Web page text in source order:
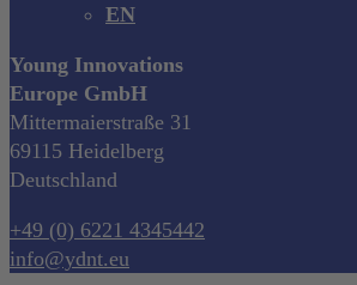
EN
Young Innovations
Europe GmbH
Mittermaierstraße 31
69115 Heidelberg
Deutschland
+49 (0) 6221 4345442
info@ydnt.eu